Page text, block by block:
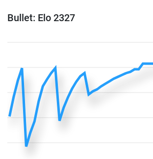
Bullet: Elo 2327